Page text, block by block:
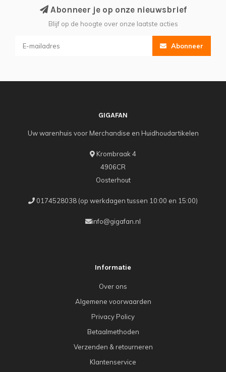
Abonneer je op onze nieuwsbrief
Blijf op de hoogte over onze laatste acties
Abonneer
GIGAFAN
Uw warenhuis voor Merchandise en Huidhoudartikelen
Krombraak 4
4906CR
Oosterhout
0174528038 (op werkdagen tussen 10:00 en 15:00)
info@gigafan.nl
Informatie
Over ons
Algemene voorwaarden
Privacy Policy
Betaalmethoden
Verzenden & retourneren
Klantenservice